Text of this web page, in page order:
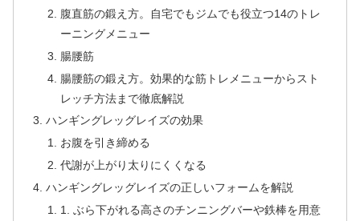
腹直筋の鍛え方。自宅でもジムでも役立つ14のトレ
ーニングメニュー
腸腰筋
腸腰筋の鍛え方。効果的な筋トレメニューからスト
レッチ方法まで徹底解説
ハンギングレッグレイズの効果
お腹を引き締める
代謝が上がり太りにくくなる
ハンギングレッグレイズの正しいフォームを解説
1. ぶら下がれる高さのチンニングバーや鉄棒を用意